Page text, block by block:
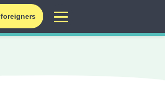
場
情報